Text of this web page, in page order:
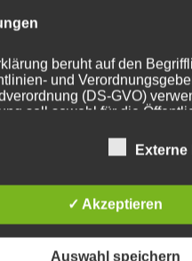
beruht auf den
und
(DS-GVO)
soll sowohl für die
möchten wir vorab die
Datenschutzerklärung
Externe
✓ Akzeptieren
Auswahl speichern